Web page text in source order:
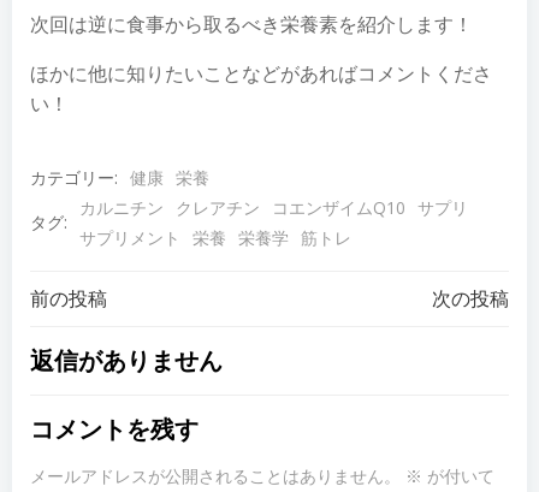
次回は逆に食事から取るべき栄養素を紹介します！
ほかに他に知りたいことなどがあればコメントくださ
い！
カテゴリー: 健康 栄養
タグ:
カルニチン クレアチン コエンザイムQ10 サプリ
サプリメント
栄養 栄養学 筋トレ
投
稿
ナ
前の投稿 次の投稿
返信がありません
コメントを残す
メールアドレスが公開されることはありません。 ※ が付いて